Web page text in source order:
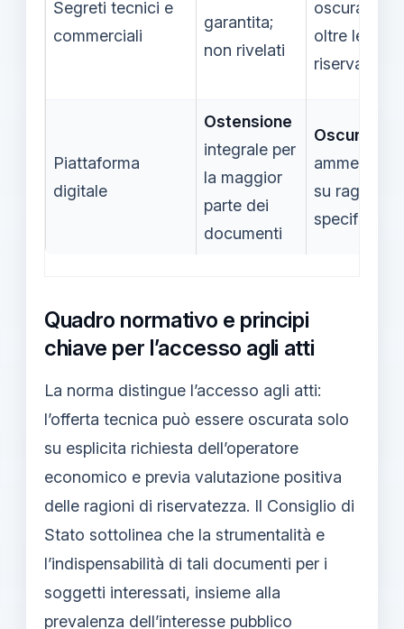
Segreti tecnici e
commerciali
garantita;
non rivelati
oltre le
riservatezza
Piattaforma
digitale
Ostensione
integrale per
la maggior
parte dei
documenti
ammesso
su ragioni
specifiche
Quadro normativo e principi
chiave per l’accesso agli atti
La norma distingue l’accesso agli atti:
l’offerta tecnica può essere oscurata solo
su esplicita richiesta dell’operatore
economico e previa valutazione positiva
delle ragioni di riservatezza. Il Consiglio di
Stato sottolinea che la strumentalità e
l’indispensabilità di tali documenti per i
soggetti interessati, insieme alla
prevalenza dell’interesse pubblico